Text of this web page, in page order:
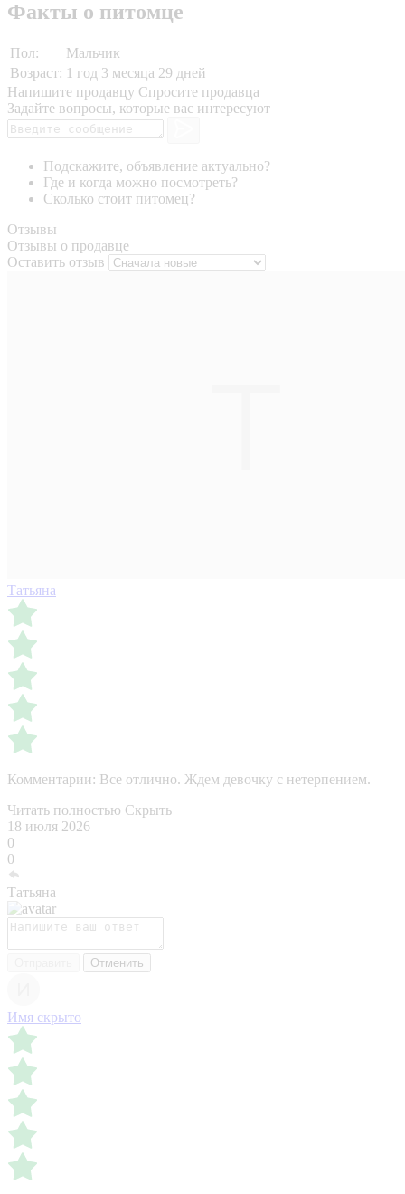
Факты о питомце
Пол:
Мальчик
Возраст: 1 год 3 месяца 29 дней
Напишите продавцу Спросите продавца
Задайте вопросы, которые вас интересуют
Подскажите, объявление актуально?
Где и когда можно посмотреть?
Сколько стоит питомец?
Отзывы
Отзывы о продавце
Оставить отзыв
Татьяна
Комментарии: Все отлично. Ждем девочку с нетерпением.
Читать полностью Скрыть
18 июля 2026
0
0
Татьяна
Отменить
Имя скрыто